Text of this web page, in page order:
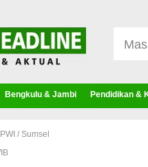
Bengkulu & Jambi Pendidikan &
PWI / Sumsel